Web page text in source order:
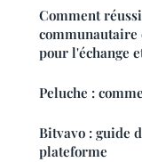
Comment
communautaire
pour l'échange
Peluche :
Bitvavo : guide
plateforme